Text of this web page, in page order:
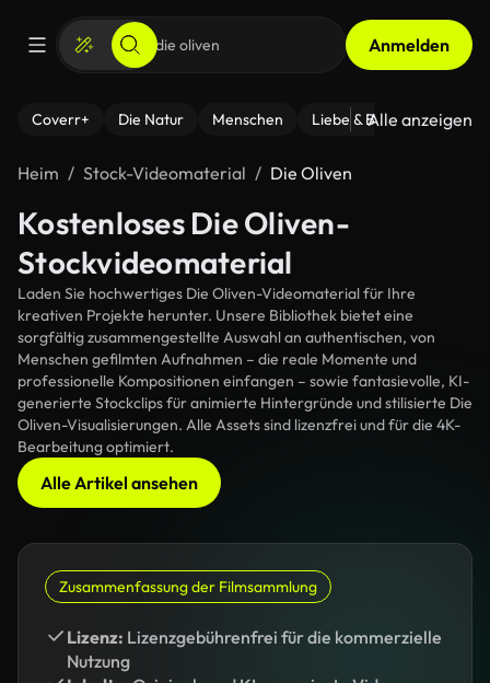
Anmelden
Coverr+ Die Natur Menschen Liebe & Beziehungen
Alle anzeigen
Heim Stock-Videomaterial Die Oliven
Kostenloses Die Oliven-
Stockvideomaterial
Laden Sie hochwertiges Die Oliven-Videomaterial für Ihre
kreativen Projekte herunter. Unsere Bibliothek bietet eine
sorgfältig zusammengestellte Auswahl an authentischen, von
Menschen gefilmten Aufnahmen – die reale Momente und
professionelle Kompositionen einfangen – sowie fantasievolle, KI-
generierte Stockclips für animierte Hintergründe und stilisierte Die
Oliven-Visualisierungen. Alle Assets sind lizenzfrei und für die 4K-
Bearbeitung optimiert.
Alle Artikel ansehen
Zusammenfassung der Filmsammlung
Lizenz: Lizenzgebührenfrei für die kommerzielle
Nutzung